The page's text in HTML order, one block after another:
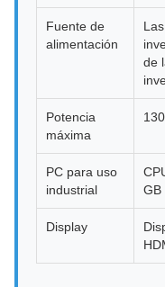
Fuente de
alimentación
de
Potencia
máxima
PC para uso
industrial
GB
Display